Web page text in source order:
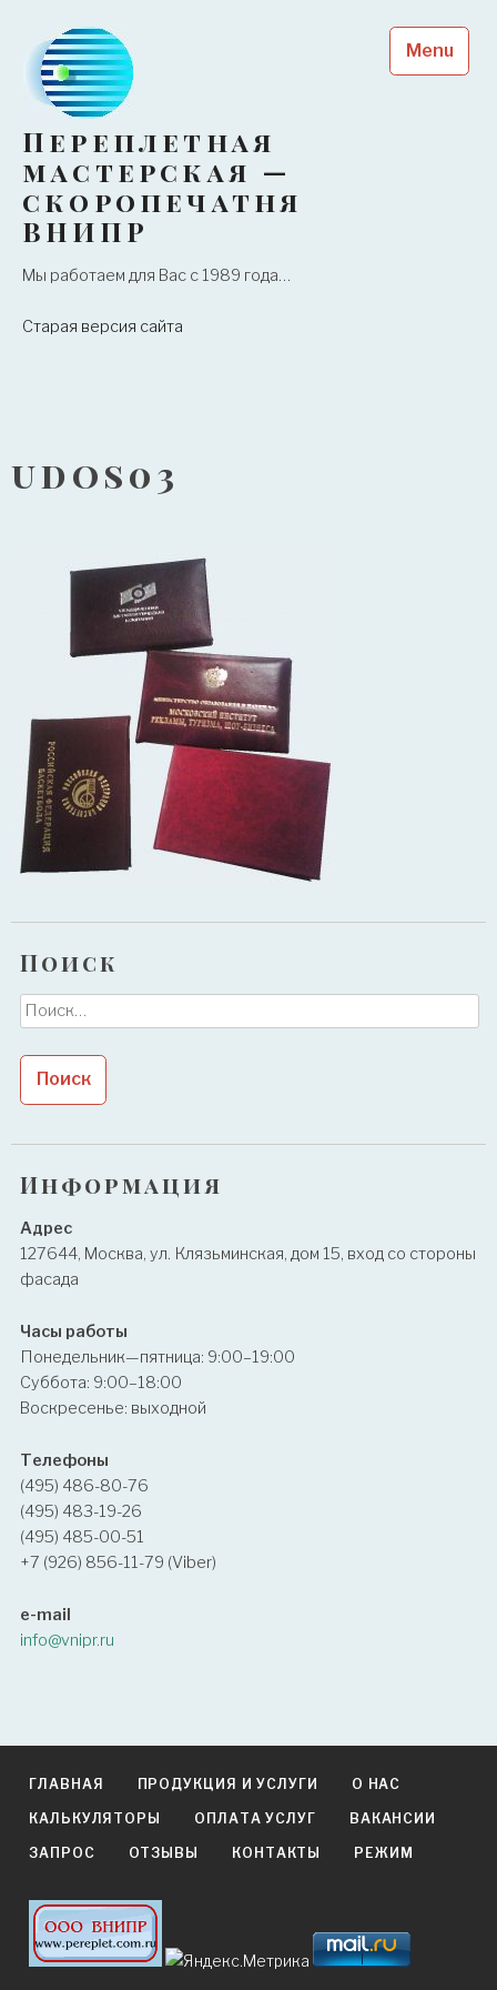
content
Переплетная
мастерская —
скоропечатня
ВНИПР
Мы работаем для Вас с 1989 года…
Старая версия сайта
Menu
udos03
Поиск
Найти:
Информация
Адрес
127644, Москва, ул. Клязьминская, дом 15, вход со стороны
фасада
Часы работы
Понедельник—пятница: 9:00–19:00
Суббота: 9:00–18:00
Воскресенье: выходной
Телефоны
(495) 486-80-76
(495) 483-19-26
(495) 485-00-51
+7 (926) 856-11-79 (Viber)
e-mail
info@vnipr.ru
ГЛАВНАЯ ПРОДУКЦИЯ И УСЛУГИ О НАС
КАЛЬКУЛЯТОРЫ ОПЛАТА УСЛУГ ВАКАНСИИ
ЗАПРОС ОТЗЫВЫ КОНТАКТЫ РЕЖИМ